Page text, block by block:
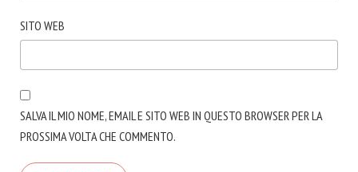
SITO WEB
SALVA IL MIO NOME, EMAIL E SITO WEB IN QUESTO BROWSER PER LA
PROSSIMA VOLTA CHE COMMENTO.